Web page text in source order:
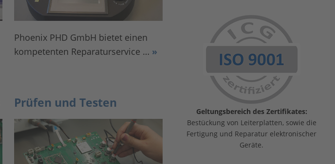
Phoenix PHD GmbH bietet einen
kompetenten Reparaturservice … »
Prüfen und Testen
Geltungsbereich des Zertifikates:
Bestückung von Leiterplatten, sowie die
Fertigung und Reparatur elektronischer
Geräte.